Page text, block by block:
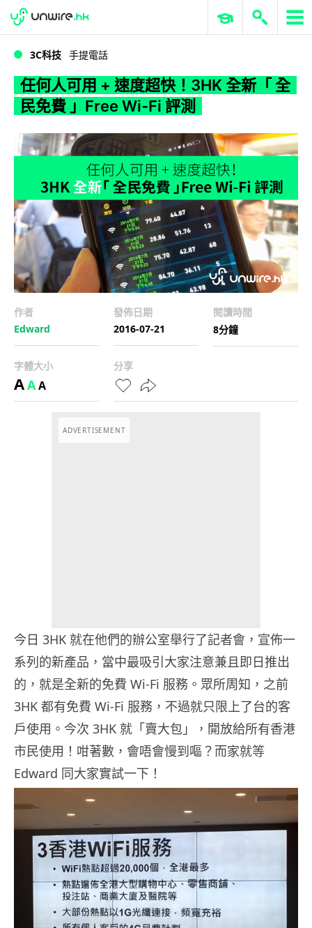
WWDC 2026 ERP 與商業 AI
3C科技 手提電話
任何人可用 + 速度超快！3HK 全新「 全
民免費 」Free Wi-Fi 評測
作者
Edward
發佈日期
2016-07-21
閱讀時間
8分鐘
字體大小
AAA
分享
ADVERTISEMENT
今日 3HK 就在他們的辦公室舉行了記者會，宣佈一
系列的新產品，當中最吸引大家注意兼且即日推出
的，就是全新的免費 Wi-Fi 服務。眾所周知，之前
3HK 都有免費 Wi-Fi 服務，不過就只限上了台的客
戶使用。今次 3HK 就「賣大包」，開放給所有香港
市民使用！咁著數，會唔會慢到嘔？而家就等
Edward 同大家實試一下！